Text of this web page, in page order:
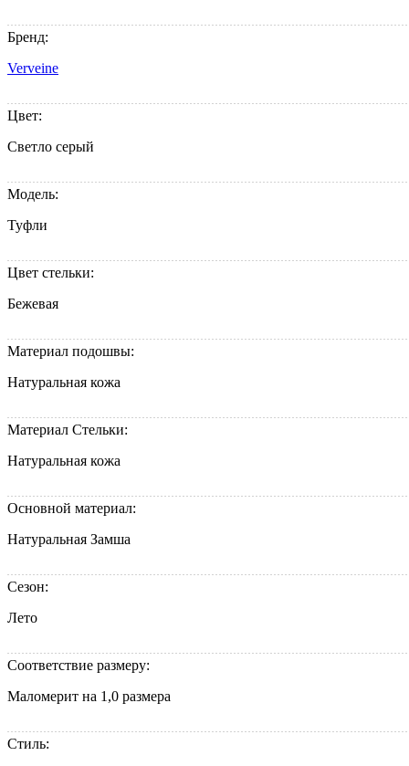
Бренд:
Verveine
Цвет:
Светло серый
Модель:
Туфли
Цвет стельки:
Бежевая
Материал подошвы:
Натуральная кожа
Материал Стельки:
Натуральная кожа
Основной материал:
Натуральная Замша
Сезон:
Лето
Соответствие размеру:
Маломерит на 1,0 размера
Стиль: